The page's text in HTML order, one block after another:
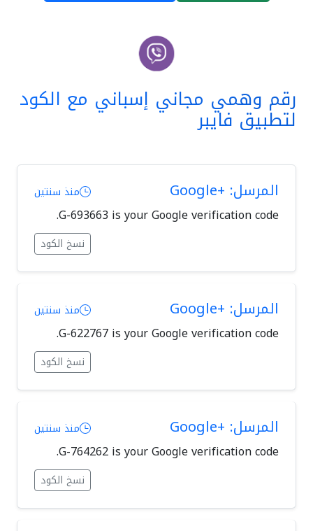
رقم وهمي مجاني إسباني مع الكود
لتطبيق فايبر
المرسل: +Google منذ سنتين
G-693663 is your Google verification code.
نسخ الكود
المرسل: +Google منذ سنتين
G-622767 is your Google verification code.
نسخ الكود
المرسل: +Google منذ سنتين
G-764262 is your Google verification code.
نسخ الكود